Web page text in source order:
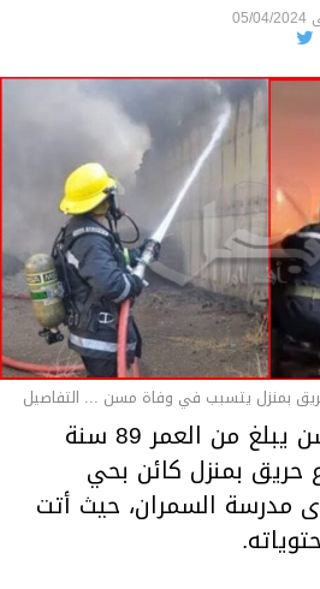
05/04/2024
بمنزل يتسبب في وفاة مسن ... التفاصيل
توفي يوم أمس مسن يبلغ من العمر 89 سنة
حريق بمنزل كائن بحي
مستوى مدرسة السمران، حيث أتت